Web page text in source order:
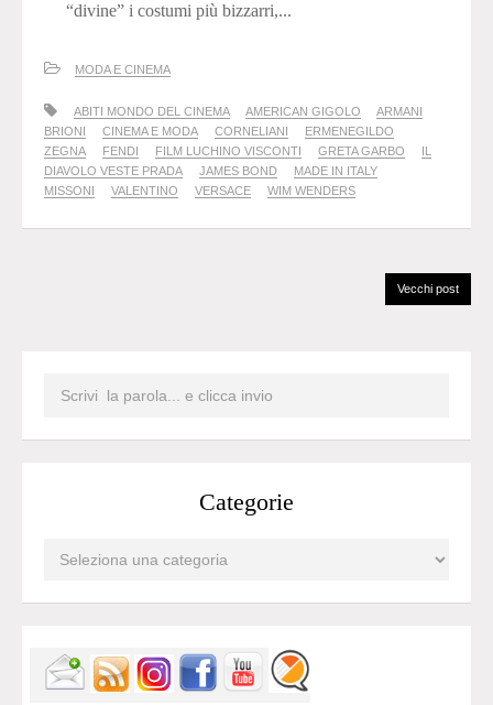
“divine” i costumi più bizzarri,...
MODA E CINEMA
ABITI MONDO DEL CINEMA AMERICAN GIGOLO
ARMANI
BRIONI
CINEMA E MODA CORNELIANI
ERMENEGILDO
ZEGNA
FENDI FILM LUCHINO VISCONTI GRETA GARBO
IL
DIAVOLO VESTE PRADA
JAMES BOND
MADE IN ITALY
MISSONI
VALENTINO VERSACE WIM WENDERS
Vecchi post
Categorie